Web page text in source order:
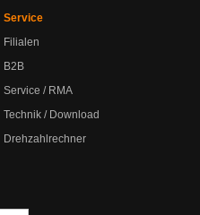
Service
Filialen
B2B
Service / RMA
Technik / Download
Drehzahlrechner